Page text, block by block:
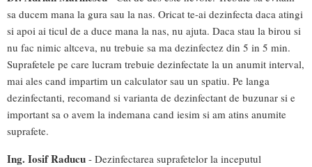
sa ducem mana la gura sau la nas. Oricat te-ai dezinfecta daca atingi
si apoi ai ticul de a duce mana la nas, nu ajuta. Daca stau la birou si
nu fac nimic altceva, nu trebuie sa ma dezinfectez din 5 in 5 min.
Suprafetele pe care lucram trebuie dezinfectate la un anumit interval,
mai ales cand impartim un calculator sau un spatiu. Pe langa
dezinfectanti, recomand si varianta de dezinfectant de buzunar si e
important sa o avem la indemana cand iesim si am atins anumite
suprafete.
Ing. Iosif Raducu - Dezinfectarea suprafetelor la inceputul